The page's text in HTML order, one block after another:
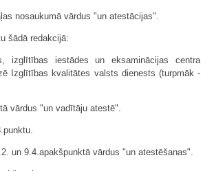
nosaukumā vārdus "un atestācijas".
šādā redakcijā:
izglītības iestādes un eksaminācijas centra
Izglītības kvalitātes valsts dienests (turpmāk -
vārdus "un vadītāju atestē".
un 9.4.apakšpunktā vārdus "un atestēšanas".